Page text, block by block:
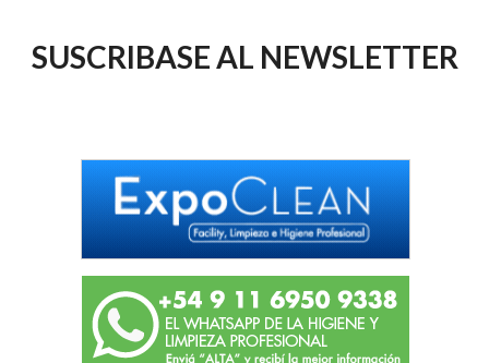
SUSCRIBASE AL NEWSLETTER